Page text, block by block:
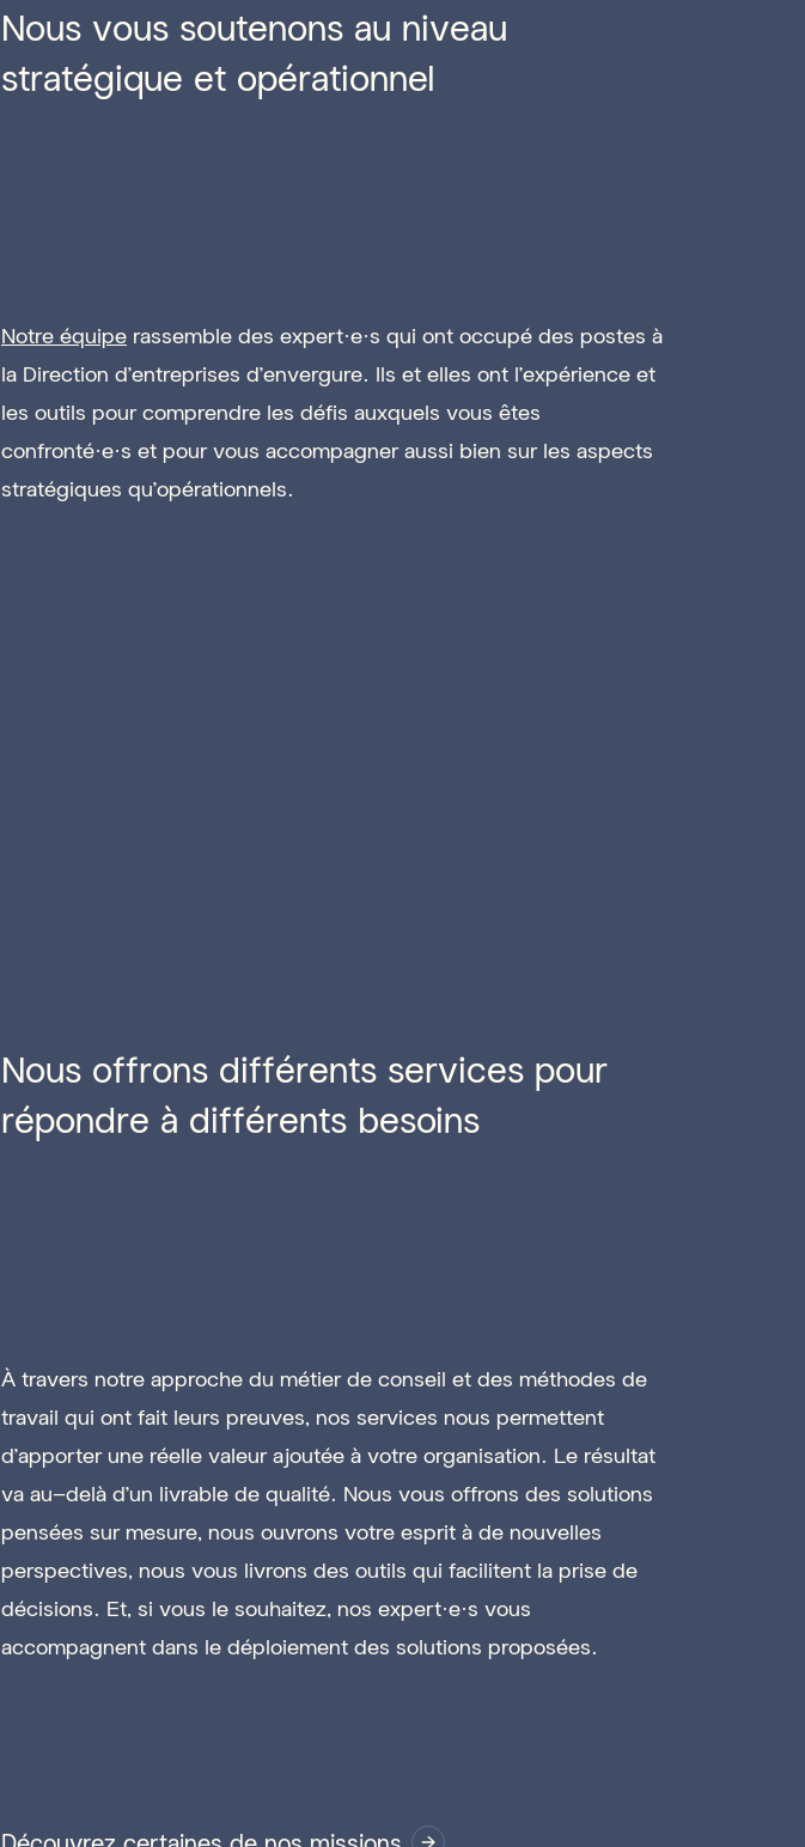
Nous vous soutenons au niveau
stratégique et opérationnel
Notre équiperassemble des expert·e·s qui ont occupé des postes à
la Direction d'entreprises d’envergure. Ils et elles ont l’expérience et
les outils pour comprendre les défis auxquels vous êtes
confronté·e·s et pour vous accompagner aussi bien sur les aspects
stratégiques qu’opérationnels.
Nous offrons différents services pour
répondre à différents besoins
À travers notre approche du métier de conseil et des méthodes de
travail qui ont fait leurs preuves, nos services nous permettent
d'apporter une réelle valeur ajoutée à votre organisation. Le résultat
va au-delà d’un livrable de qualité. Nous vous offrons des solutions
pensées sur mesure, nous ouvrons votre esprit à de nouvelles
perspectives, nous vous livrons des outils qui facilitent la prise de
décisions. Et, si vous le souhaitez, nos expert·e·s vous
accompagnent dans le déploiement des solutions proposées.